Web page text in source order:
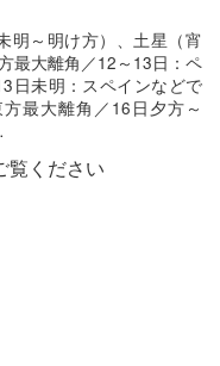
明～明け方）、土星（宵
最大離角／12～13日：ペ
日未明：スペインなどで
最大離角／16日夕方～
覧ください